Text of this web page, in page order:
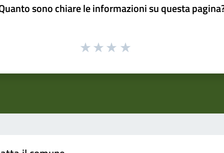
sono chiare le informazioni su questa